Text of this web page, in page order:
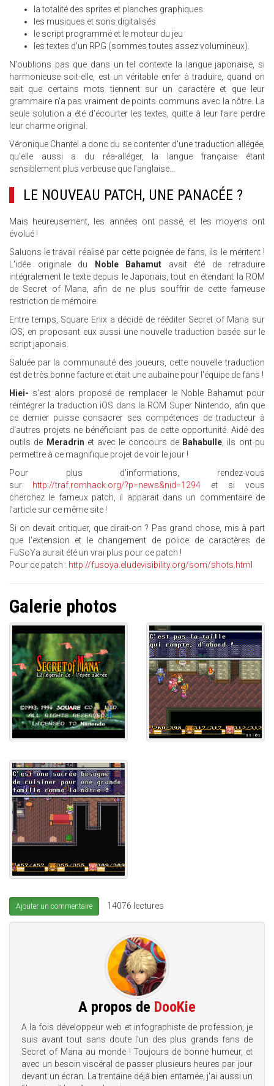
la totalité des sprites et planches graphiques
les musiques et sons digitalisés
le script programmé et le moteur du jeu
les textes d'un RPG (sommes toutes assez volumineux).
N'oublions pas que dans un tel contexte la langue japonaise, si
harmonieuse soit-elle, est un véritable enfer à traduire, quand on
sait que certains mots tiennent sur un caractère et que leur
grammaire n'a pas vraiment de points communs avec la nôtre. La
seule solution a été d'écourter les textes, quitte à leur faire perdre
leur charme original.
Véronique Chantel a donc du se contenter d'une traduction allégée,
qu'elle aussi a du réa-alléger, la langue française étant
sensiblement plus verbeuse que l'anglaise...
LE NOUVEAU PATCH, UNE PANACÉE ?
Mais heureusement, les années ont passé, et les moyens ont
évolué !
Saluons le travail réalisé par cette poignée de fans, ils le méritent !
L'idée originale du
Noble Bahamut avait été de retraduire
intégralement le texte depuis le Japonais, tout en étendant la ROM
de Secret of Mana, afin de ne plus souffrir de cette fameuse
restriction de mémoire.
Entre temps, Square Enix a décidé de rééditer Secret of Mana sur
iOS, en proposant eux aussi une nouvelle traduction basée sur le
script japonais.
Saluée par la communauté des joueurs, cette nouvelle traduction
est de très bonne facture et était une aubaine pour l'équipe de fans !
Hiei- s'est alors proposé de remplacer le Noble Bahamut pour
réintégrer la traduction iOS dans la ROM Super Nintendo, afin que
ce dernier puisse consacrer ses compétences de traducteur à
d'autres projets ne bénéficiant pas de cette opportunité. Aidé des
outils de Meradrin et avec le concours de Bahabulle , ils ont pu
permettre à ce magnifique projet de voir le jour !
Pour plus d'informations, rendez-vous
sur http://traf.romhack.org/?p=news&nid=1294 et si vous
cherchez le fameux patch, il apparait dans un commentaire de
l'article sur ce même site !
Si on devait critiquer, que dirait-on ? Pas grand chose, mis à part
que l'extension et le changement de police de caractères de
FuSoYa aurait été un vrai plus pour ce patch !
Pour ce patch : http://fusoya.eludevisibility.org/som/shots.html
Galerie photos
Ajouter un commentaire 14076 lectures
A propos de DooKie
A la fois développeur web et infographiste de profession, je
suis avant tout sans doute l'un des plus grands fans de
Secret of Mana au monde ! Toujours de bonne humeur, et
avec un besoin viscéral de passer plusieurs heures par jour
devant un écran. La trentaine déjà bien entamée, j'ai aussi un